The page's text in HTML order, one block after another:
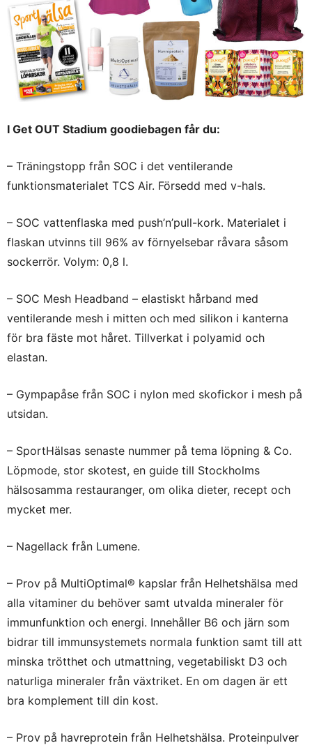
I Get OUT Stadium goodiebagen får du:
– Träningstopp från SOC i det ventilerande
funktionsmaterialet TCS Air. Försedd med v-hals.
– SOC vattenflaska med push’n’pull-kork. Materialet i
flaskan utvinns till 96% av förnyelsebar råvara såsom
sockerrör. Volym: 0,8 l.
– SOC Mesh Headband – elastiskt hårband med
ventilerande mesh i mitten och med silikon i kanterna
för bra fäste mot håret. Tillverkat i polyamid och
elastan.
– Gympapåse från SOC i nylon med skofickor i mesh på
utsidan.
– SportHälsas senaste nummer på tema löpning & Co.
Löpmode, stor skotest, en guide till Stockholms
hälsosamma restauranger, om olika dieter, recept och
mycket mer.
– Nagellack från Lumene.
– Prov på MultiOptimal® kapslar från Helhetshälsa med
alla vitaminer du behöver samt utvalda mineraler för
immunfunktion och energi. Innehåller B6 och järn som
bidrar till immunsystemets normala funktion samt till att
minska trötthet och utmattning, vegetabiliskt D3 och
naturliga mineraler från växtriket. En om dagen är ett
bra komplement till din kost.
– Prov på havreprotein från Helhetshälsa. Proteinpulver